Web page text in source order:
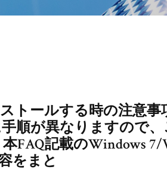
トールする時の注意事
順が異なりますので
FAQ記載のWindows 7/
をまと